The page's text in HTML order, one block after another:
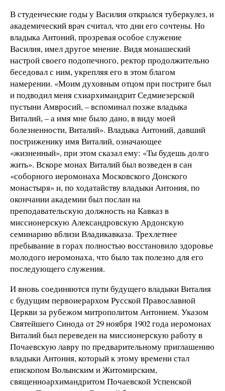
В студенческие годы у Василия открылся туберкулез, и
академический врач считал, что дни его сочтены. Но
владыка Антоний, прозревая особое служение
Василия, имел другое мнение. Видя монашеский
настрой своего подопечного, ректор продолжительно
беседовал с ним, укрепляя его в этом благом
намерении. «Моим духовным отцом при постриге был
и подводил меня схиархимандрит Седмиезерской
пустыни Амвросий, – вспоминал позже владыка
Виталий, – а имя мне было дано, в виду моей
болезненности, Виталий». Владыка Антоний, давший
постриженику имя Виталий, означающее
«жизненный», при этом сказал ему: «Ты будешь долго
жить». Вскоре монах Виталий был возведен в сан
«соборного иеромонаха Московского Донского
монастыря» и, по ходатайству владыки Антония, по
окончании академии был послан на
преподавательскую должность на Кавказ в
миссионерскую Александровскую Ардонскую
семинарию вблизи Владикавказа. Трехлетнее
пребывание в горах полностью восстановило здоровье
молодого иеромонаха, что было так полезно для его
последующего служения.
И вновь соединяются пути будущего владыки Виталия
с будущим первоиерархом Русской Православной
Церкви за рубежом митрополитом Антонием. Указом
Святейшего Синода от 29 ноября 1902 года иеромонах
Виталий был переведен на миссионерскую работу в
Почаевскую лавру по предварительному приглашению
владыки Антония, который к этому времени стал
епископом Волынским и Житомирским,
священноархимандритом Почаевской Успенской